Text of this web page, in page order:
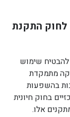
התקנת
להבטיח שימוש
מתמקדת
בהשפעות
בחוק חיונית
אלו.